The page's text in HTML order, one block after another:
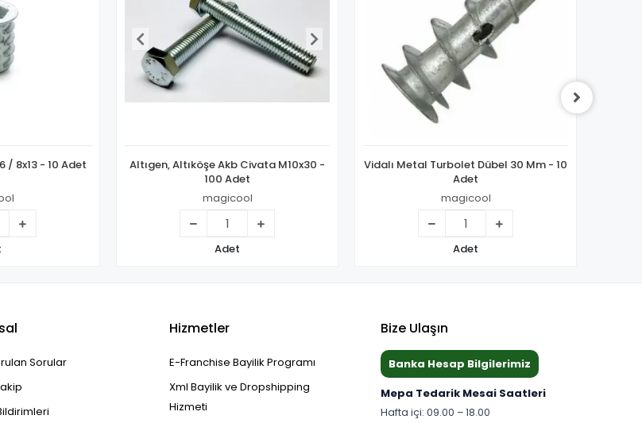
/ 8x13 - 10 Adet
Altıgen, Altıköşe Akb Civata M10x30 -
100 Adet
magicool
Adet
Vidalı Metal Turbolet Dübel 30 Mm - 10
Adet
magicool
Adet
Sorular
Hizmetler
E-Franchise Bayilik Programı
Xml Bayilik ve Dropshipping
Hizmeti
Bize Ulaşın
Banka Hesap Bilgilerimiz
Mepa Tedarik Mesai Saatleri
Hafta içi: 09.00 – 18.00